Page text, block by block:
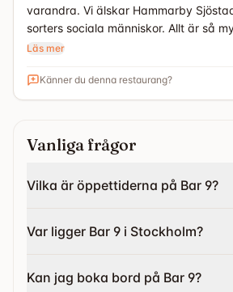
varandra. Vi älskar Hammarby
sorters sociala människor. Allt är så
tillsammans. När vi är på BAR9 så är
Ska du fira något eller bara vill bjuda
komponera ihop ett erbjudande du
Läs mer
Känner du denna restaurang?
Vanliga frågor
Vilka är öppettiderna på Bar 9?
Var ligger Bar 9 i Stockholm?
Kan jag boka bord på Bar 9?